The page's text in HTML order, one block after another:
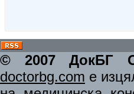
© 2007 ДокБГ
doctorbg.com е